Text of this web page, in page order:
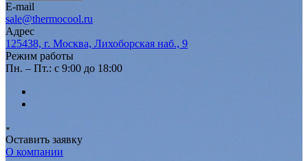
E-mail
sale@thermocool.ru
Адрес
125438, г. Москва, Лихоборская наб., 9
Режим работы
Пн. – Пт.: с 9:00 до 18:00
Оставить заявку
О компании